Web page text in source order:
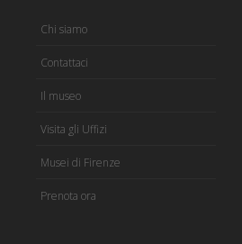
Chi siamo
Contattaci
Il museo
Visita gli Uffizi
Musei di Firenze
Prenota ora